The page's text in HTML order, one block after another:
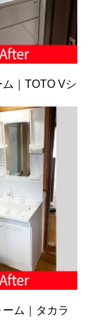
ム｜TOTO Vシ
ーム｜タカラ